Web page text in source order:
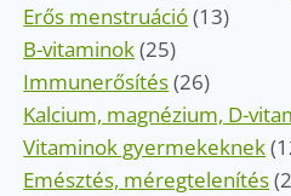
Erős menstruáció(13)
B-vitaminok(25)
Immunerősítés(26)
Kalcium, magnézium, D-
Vitaminok gyermekeknek
Emésztés, méregtelenítés